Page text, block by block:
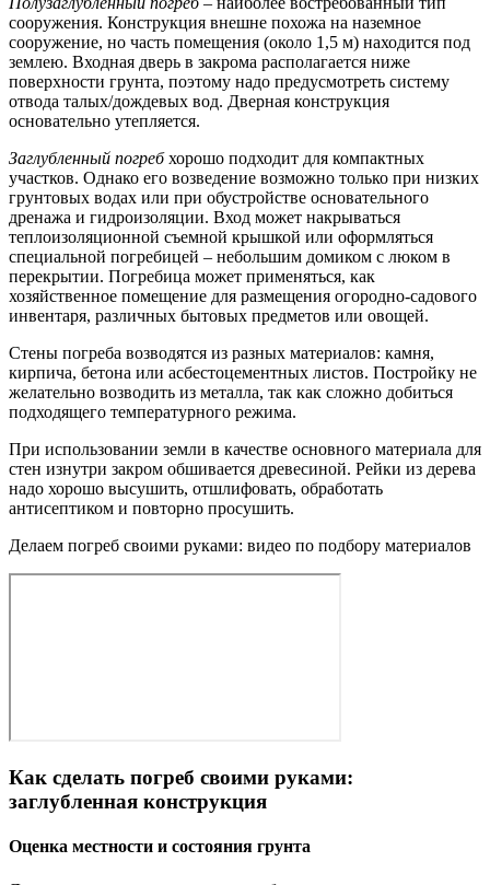
сооружения. Конструкция внешне похожа на наземное
сооружение, но часть помещения (около 1,5 м) находится под
землею. Входная дверь в закрома располагается ниже
поверхности грунта, поэтому надо предусмотреть систему
отвода талых/дождевых вод. Дверная конструкция
основательно утепляется.
Заглубленный погребхорошо подходит для компактных
участков. Однако его возведение возможно только при низких
грунтовых водах или при обустройстве основательного
дренажа и гидроизоляции. Вход может накрываться
теплоизоляционной съемной крышкой или оформляться
специальной погребицей – небольшим домиком с люком в
перекрытии. Погребица может применяться, как
хозяйственное помещение для размещения огородно-садового
инвентаря, различных бытовых предметов или овощей.
Стены погреба возводятся из разных материалов: камня,
кирпича, бетона или асбестоцементных листов. Постройку не
желательно возводить из металла, так как сложно добиться
подходящего температурного режима.
При использовании земли в качестве основного материала для
стен изнутри закром обшивается древесиной. Рейки из дерева
надо хорошо высушить, отшлифовать, обработать
антисептиком и повторно просушить.
Делаем погреб своими руками: видео по подбору материалов
Как сделать погреб своими руками:
заглубленная конструкция
Оценка местности и состояния грунта